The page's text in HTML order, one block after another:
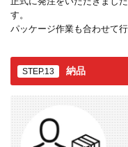
す。
パッケージ作業も合わせて行
STEP.13 納品